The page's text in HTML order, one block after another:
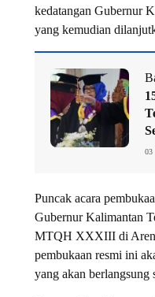
kedatangan Gubernur
yang kemudian
03
Puncak acara
Gubernur Kalimantan
MTQH XXXIII di
pembukaan resmi ini
yang akan berlangsung